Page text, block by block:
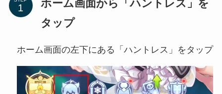
ホーム画面から「ハントレス」を
タップ
ホーム画面の左下にある「ハントレス」をタップ